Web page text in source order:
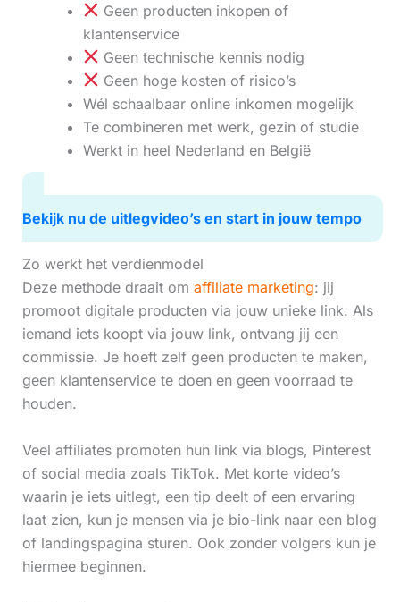
Geen producten inkopen of
klantenservice
Geen technische kennis nodig
Geen hoge kosten of risico’s
Wél schaalbaar online inkomen mogelijk
Te combineren met werk, gezin of studie
Werkt in heel Nederland en België
Bekijk nu de uitlegvideo’s en start in jouw tempo
Zo werkt het verdienmodel
Deze methode draait om affiliate marketing: jij
promoot digitale producten via jouw unieke link. Als
iemand iets koopt via jouw link, ontvang jij een
commissie. Je hoeft zelf geen producten te maken,
geen klantenservice te doen en geen voorraad te
houden.
Veel affiliates promoten hun link via blogs, Pinterest
of social media zoals TikTok. Met korte video’s
waarin je iets uitlegt, een tip deelt of een ervaring
laat zien, kun je mensen via je bio-link naar een blog
of landingspagina sturen. Ook zonder volgers kun je
hiermee beginnen.